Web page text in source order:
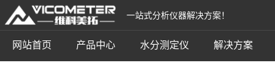
一站式分析仪器解决方案！
网站首页 产品中心 水分测定仪 解决方案